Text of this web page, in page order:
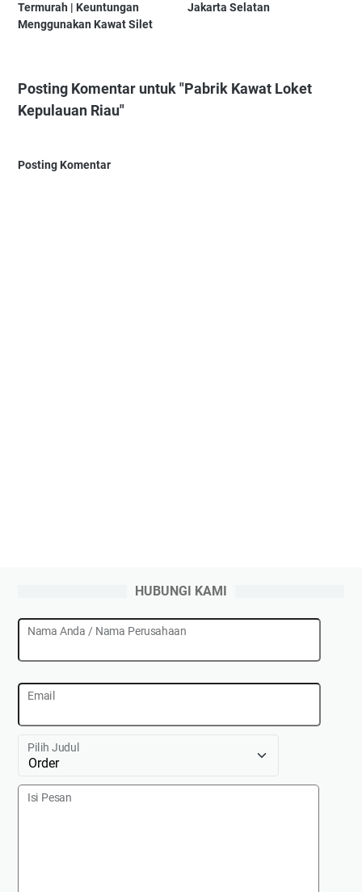
Termurah | Keuntungan
Menggunakan Kawat Silet
Jakarta Selatan
Posting Komentar untuk "Pabrik Kawat Loket
Kepulauan Riau"
Posting Komentar
HUBUNGI KAMI
Nama Anda / Nama Perusahaan
Email
Pilih Judul
Isi Pesan